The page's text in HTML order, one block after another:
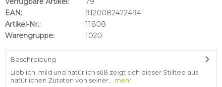
EAN:
9120082472494
Artikel-Nr.:
11808
Warengruppe:
1020
Beschreibung
Lieblich, mild und natürlich süß zeigt sich dieser Stilltee aus
natürlichen Zutaten von seiner...
mehr